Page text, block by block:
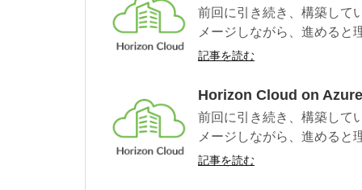
前回に引き続き、構築して
メージしながら、進めると
記事を読む
Horizon Cloud on
前回に引き続き、構築して
メージしながら、進めると
記事を読む